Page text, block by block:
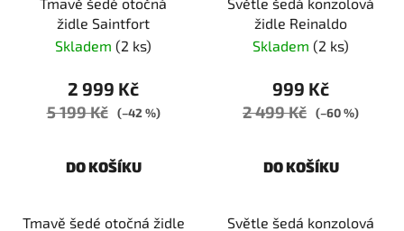
Tmavě šedé otočná
židle Saintfort
Skladem (2 ks)
2 999 Kč
5 199 Kč (–42 %)
DO KOŠÍKU
Tmavě šedé otočná židle
Světle šedá konzolová
židle Reinaldo
Skladem (2 ks)
999 Kč
2 499 Kč (–60 %)
DO KOŠÍKU
Světle šedá konzolová